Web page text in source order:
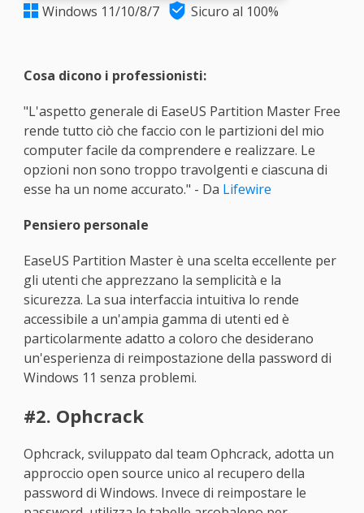
 Windows 11/10/8/7  Sicuro al 100%
Cosa dicono i professionisti:
"L'aspetto generale di EaseUS Partition Master Free
rende tutto ciò che faccio con le partizioni del mio
computer facile da comprendere e realizzare. Le
opzioni non sono troppo travolgenti e ciascuna di
esse ha un nome accurato." - Da Lifewire
Pensiero personale
EaseUS Partition Master è una scelta eccellente per
gli utenti che apprezzano la semplicità e la
sicurezza. La sua interfaccia intuitiva lo rende
accessibile a un'ampia gamma di utenti ed è
particolarmente adatto a coloro che desiderano
un'esperienza di reimpostazione della password di
Windows 11 senza problemi.
#2. Ophcrack
Ophcrack, sviluppato dal team Ophcrack, adotta un
approccio open source unico al recupero della
password di Windows. Invece di reimpostare le